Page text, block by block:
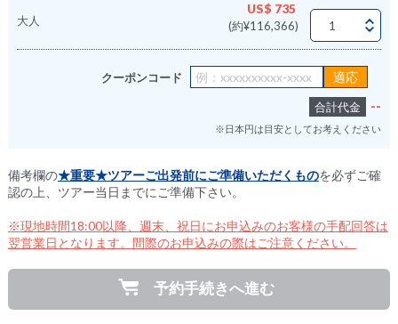
大人
US$ 735
(約¥116,366)
クーポンコード
合計代金 --
※日本円は目安としてお考えください
備考欄の★重要★ツアーご出発前にご準備いただくものを必ずご確
認の上、ツアー当日までにご準備下さい。
※現地時間18:00以降、週末、祝日にお申込みのお客様の手配回答は
翌営業日となります。間際のお申込みの際はご注意ください。
予約手続きへ進む